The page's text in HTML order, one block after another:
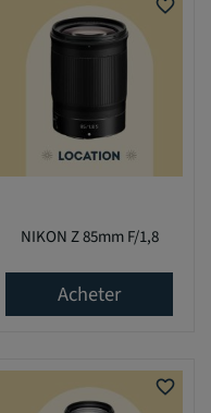
favorite_border
NIKON Z 85mm F/1,8
Acheter
favorite_border